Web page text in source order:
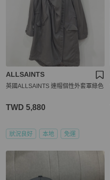
ALLSAINTS
英國ALLSAINTS 連帽個性外套軍綠色
TWD 5,880
狀況良好 本地 免運